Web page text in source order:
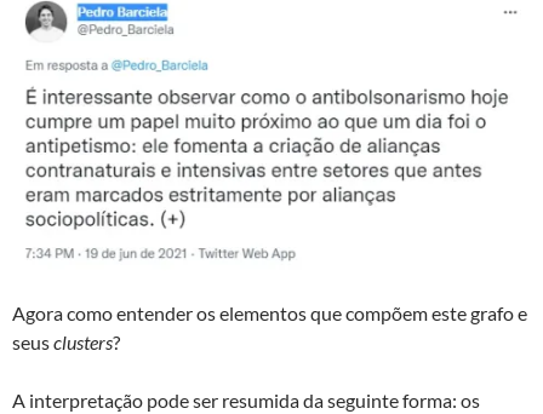
Agora como entender os elementos que compõem este grafo e
seusclusters?
A interpretação pode ser resumida da seguinte forma: os